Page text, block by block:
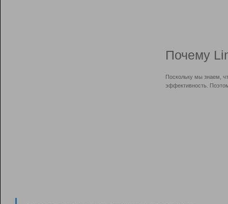
Почему
Поскольку мы знаем,
эффективность.